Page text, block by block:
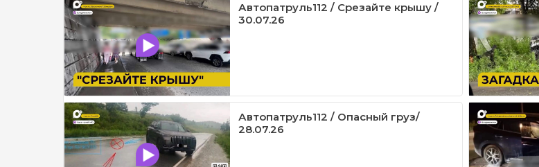
Автопатруль112 / Срезайте крышу /
30.07.26
Автопатруль112 / Опасный груз/
28.07.26